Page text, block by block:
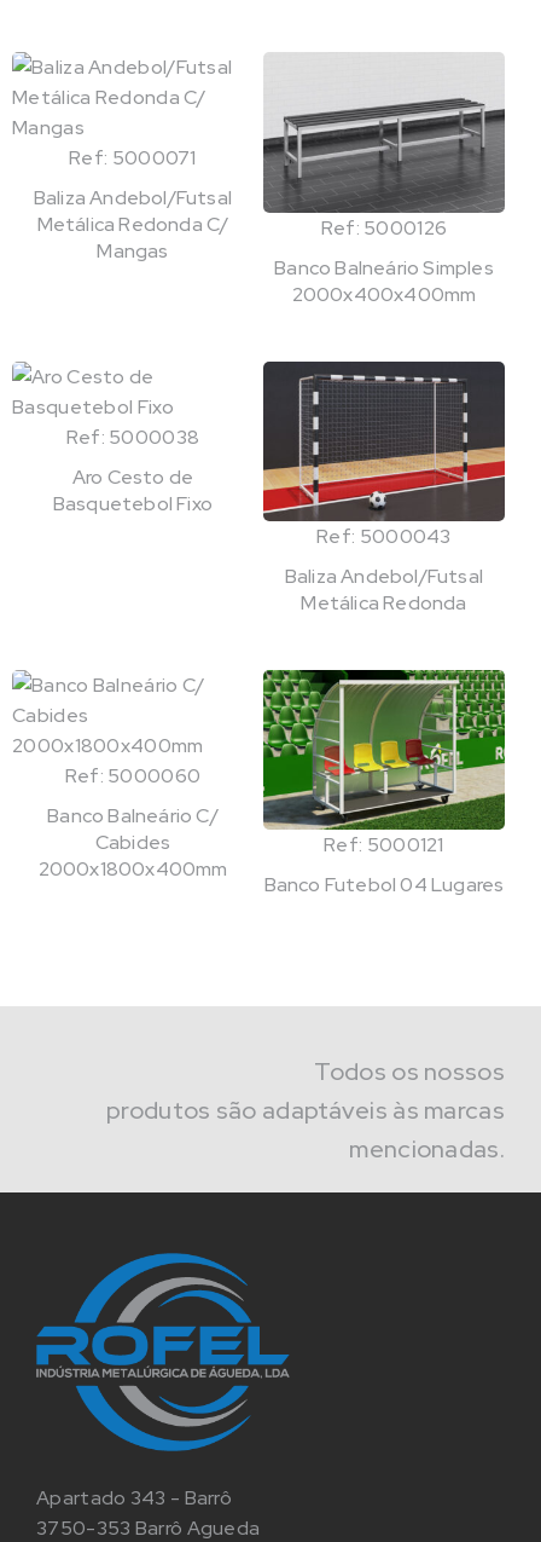
Ref: 5000071
Baliza Andebol/Futsal
Metálica Redonda C/
Mangas
Ref: 5000126
Banco Balneário Simples
2000x400x400mm
Ref: 5000038
Aro Cesto de
Basquetebol Fixo
Ref: 5000043
Baliza Andebol/Futsal
Metálica Redonda
Ref: 5000060
Banco Balneário C/
Cabides
2000x1800x400mm
Ref: 5000121
Banco Futebol 04 Lugares
Todos os nossos
produtos são adaptáveis às marcas
mencionadas.
Apartado 343 - Barrô
3750-353 Barrô Agueda